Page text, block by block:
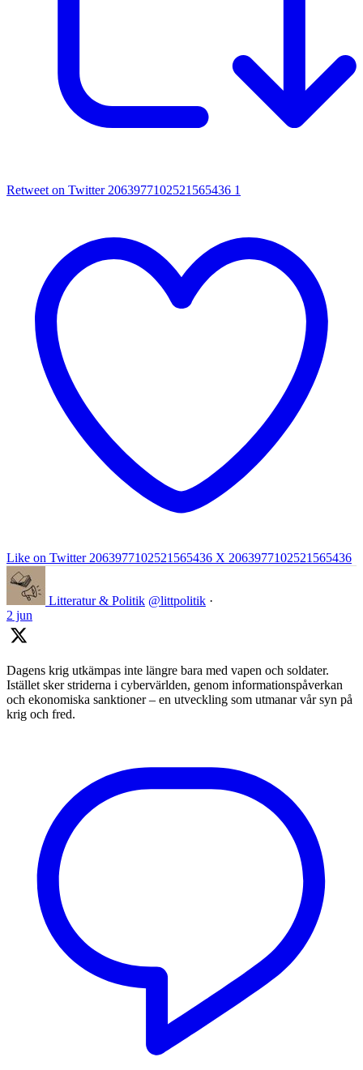
Retweet on Twitter 2063977102521565436 1
Like on Twitter 2063977102521565436 X 2063977102521565436
Litteratur & Politik @littpolitik ·
2 jun
Dagens krig utkämpas inte längre bara med vapen och soldater.
Istället sker striderna i cybervärlden, genom informationspåverkan
och ekonomiska sanktioner – en utveckling som utmanar vår syn på
krig och fred.